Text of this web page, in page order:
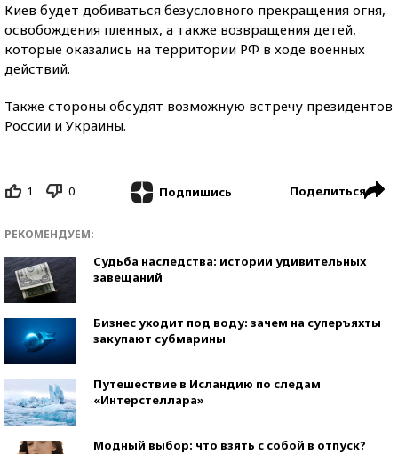
Киев будет добиваться безусловного прекращения огня,
освобождения пленных, а также возвращения детей,
которые оказались на территории РФ в ходе военных
действий.
Также стороны обсудят возможную встречу президентов
России и Украины.
1 0 Подпишись Поделиться
РЕКОМЕНДУЕМ:
Судьба наследства: истории удивительных
завещаний
Бизнес уходит под воду: зачем на суперъяхты
закупают субмарины
Путешествие в Исландию по следам
«Интерстеллара»
Модный выбор: что взять с собой в отпуск?